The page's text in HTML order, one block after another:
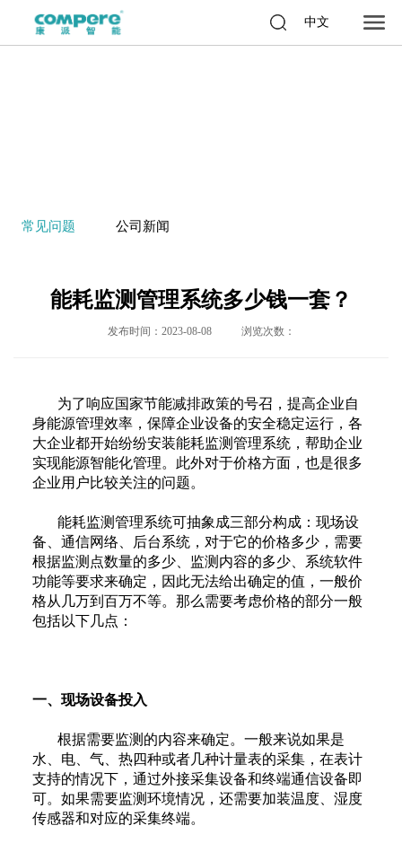
中文
常见问题 公司新闻
能耗监测管理系统多少钱一套？
发布时间：2023-08-08 浏览次数：
为了响应国家节能减排政策的号召，提高企业自
身能源管理效率，保障企业设备的安全稳定运行，各
大企业都开始纷纷安装能耗监测管理系统，帮助企业
实现能源智能化管理。此外对于价格方面，也是很多
企业用户比较关注的问题。
能耗监测管理系统可抽象成三部分构成：现场设
备、通信网络、后台系统，对于它的价格多少，需要
根据监测点数量的多少、监测内容的多少、系统软件
功能等要求来确定，因此无法给出确定的值，一般价
格从几万到百万不等。那么需要考虑价格的部分一般
包括以下几点：
一、现场设备投入
根据需要监测的内容来确定。一般来说如果是
水、电、气、热四种或者几种计量表的采集，在表计
支持的情况下，通过外接采集设备和终端通信设备即
可。如果需要监测环境情况，还需要加装温度、湿度
传感器和对应的采集终端。